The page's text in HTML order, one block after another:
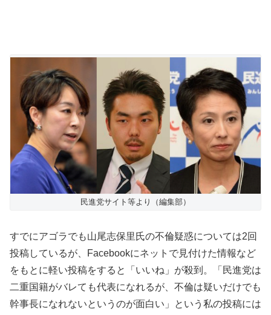
民進党サイト等より（編集部）
すでにアゴラでも山尾志保里氏の不倫疑惑については2回
投稿しているが、Facebookにネットで見付けた情報など
をもとに軽い投稿をすると「いいね」が殺到。「民進党は
二重国籍がバレても代表になれるが、不倫は疑いだけでも
幹事長になれないというのが面白い」という私の投稿には